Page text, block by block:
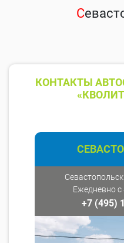
С
КОНТАКТЫ
Ежедневно с
+7 (495)